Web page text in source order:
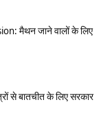
मैथन जाने वालों के लिए
से बातचीत के लिए सरकार